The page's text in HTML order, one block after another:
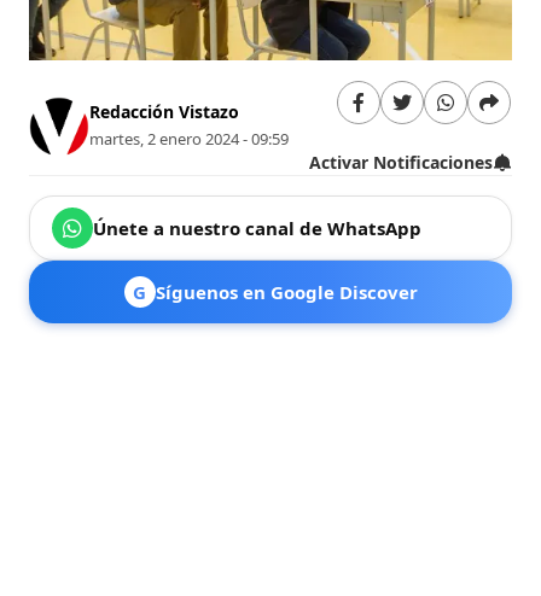
Redacción Vistazo
martes, 2 enero 2024 - 09:59
Activar Notificaciones
Únete a nuestro canal de WhatsApp
G Síguenos en Google Discover